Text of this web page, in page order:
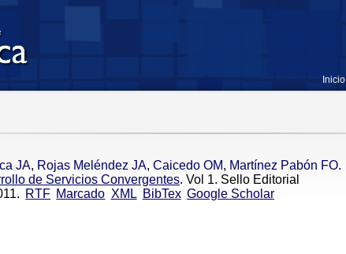
Inicio
JA, Rojas Meléndez JA, Caicedo OM, Martínez Pabón FO.
de Servicios Convergentes. Vol 1. Sello Editorial
RTF Marcado XML BibTex Google Scholar